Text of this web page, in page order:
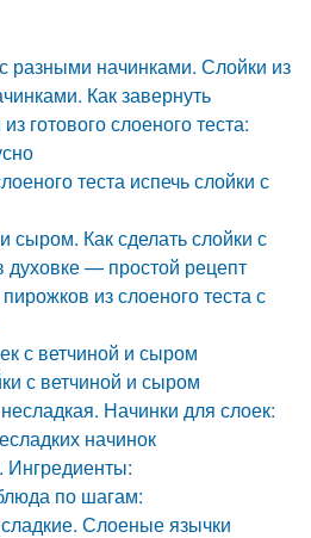
разными начинками. Слойки из
Как завернуть
готового слоеного теста:
теста испечь слойки с
сыром. Как сделать слойки с
духовке — простой рецепт
из слоеного теста с
с ветчиной и сыром
с ветчиной и сыром
Начинки для слоек:
начинок
Ингредиенты:
по шагам:
Слоеные язычки